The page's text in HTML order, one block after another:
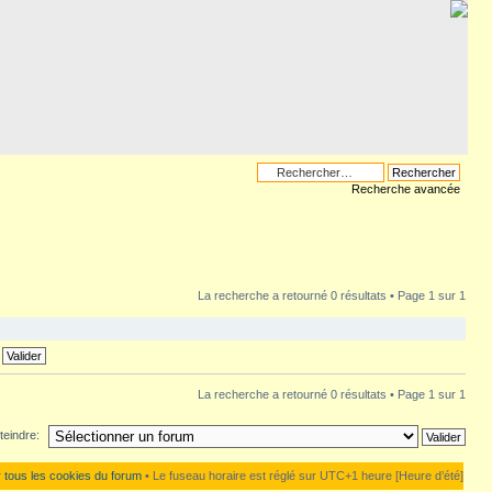
Recherche avancée
La recherche a retourné 0 résultats • Page 1 sur 1
La recherche a retourné 0 résultats • Page 1 sur 1
tous les cookies du forum • Le fuseau horaire est réglé sur UTC+1 heure [Heure d’été]